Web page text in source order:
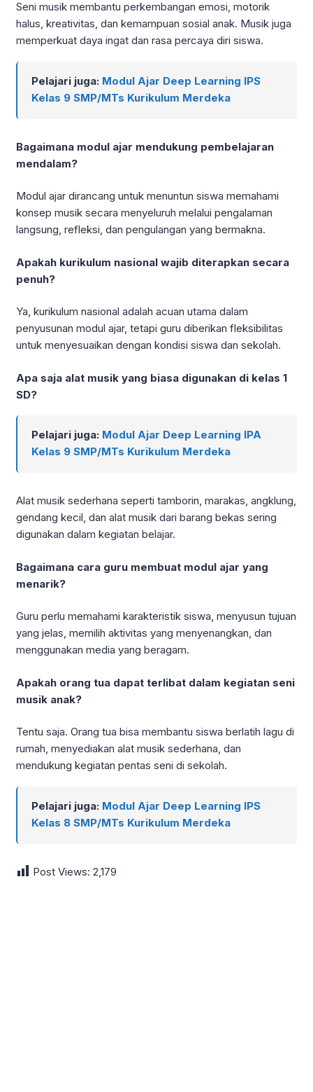
Seni musik membantu perkembangan emosi, motorik
halus, kreativitas, dan kemampuan sosial anak. Musik juga
memperkuat daya ingat dan rasa percaya diri siswa.
Pelajari juga: Modul Ajar Deep Learning IPS
Kelas 9 SMP/MTs Kurikulum Merdeka
Bagaimana modul ajar mendukung pembelajaran
mendalam?
Modul ajar dirancang untuk menuntun siswa memahami
konsep musik secara menyeluruh melalui pengalaman
langsung, refleksi, dan pengulangan yang bermakna.
Apakah kurikulum nasional wajib diterapkan secara
penuh?
Ya, kurikulum nasional adalah acuan utama dalam
penyusunan modul ajar, tetapi guru diberikan fleksibilitas
untuk menyesuaikan dengan kondisi siswa dan sekolah.
Apa saja alat musik yang biasa digunakan di kelas 1
SD?
Pelajari juga: Modul Ajar Deep Learning IPA
Kelas 9 SMP/MTs Kurikulum Merdeka
Alat musik sederhana seperti tamborin, marakas, angklung,
gendang kecil, dan alat musik dari barang bekas sering
digunakan dalam kegiatan belajar.
Bagaimana cara guru membuat modul ajar yang
menarik?
Guru perlu memahami karakteristik siswa, menyusun tujuan
yang jelas, memilih aktivitas yang menyenangkan, dan
menggunakan media yang beragam.
Apakah orang tua dapat terlibat dalam kegiatan seni
musik anak?
Tentu saja. Orang tua bisa membantu siswa berlatih lagu di
rumah, menyediakan alat musik sederhana, dan
mendukung kegiatan pentas seni di sekolah.
Pelajari juga: Modul Ajar Deep Learning IPS
Kelas 8 SMP/MTs Kurikulum Merdeka
Post Views: 2,179